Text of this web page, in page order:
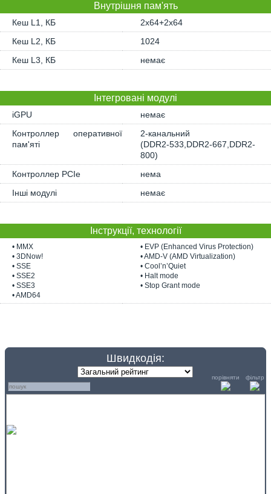
Внутрішня пам'ять
Кеш L1, КБ
2x64+2x64
Кеш L2, КБ
1024
Кеш L3, КБ
немає
Інтегровані модулі
iGPU
немає
Контроллер оперативної
пам'яті
2-канальний
(DDR2-533,DDR2-667,DDR2-
800)
Контроллер PCIe
нема
Інші модулі
немає
Інструкції, технології
• MMX
• 3DNow!
• SSE
• SSE2
• SSE3
• AMD64
• EVP (Enhanced Virus Protection)
• AMD-V (AMD Virtualization)
• Cool’n’Quiet
• Halt mode
• Stop Grant mode
Швидкодія:
порівняти фільтр